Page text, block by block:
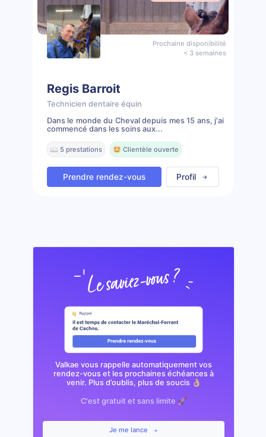
Prochaine disponibilité
< 3 semaines
Regis Barroit
Technicien dentaire équin
Dans le monde du Cheval depuis mes 15 ans, j'ai
commencé dans les soins aux...
📖 5 prestations 🤩 Clientèle ouverte
Prendre rendez-vous Profil
Valkae vous rappelle automatiquement vos
rendez-vous et les prochaines échéances à
venir. Plus d’oublis, plus de soucis 👌🏼
C'est gratuit et sans limite 🚀
Je me lance